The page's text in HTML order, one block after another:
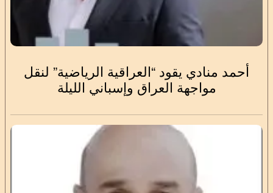
أحمد منادي يقود “العراقية الرياضية” لنقل
مواجهة العراق وإسباني الليلة